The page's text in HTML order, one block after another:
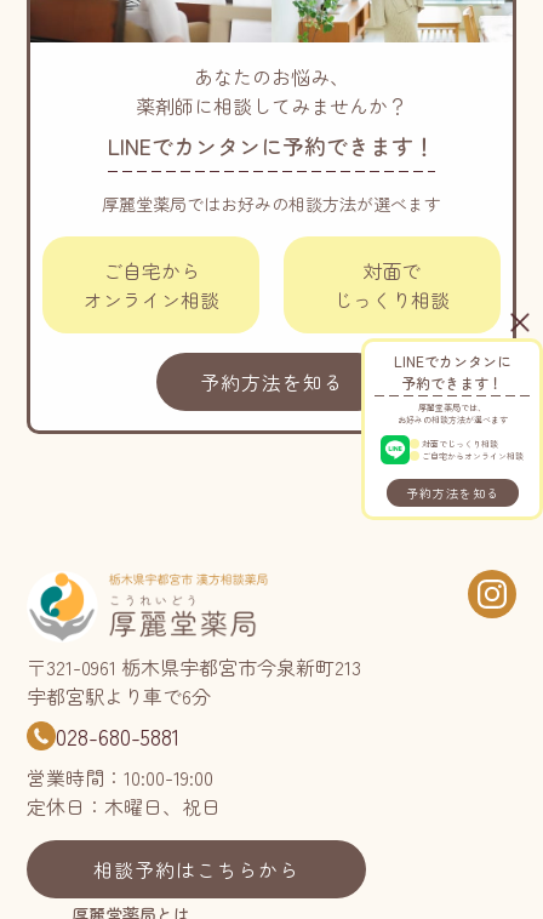
LINEでカンタンに
予約できます！
厚麗堂薬局では、
お好みの相談方法が選べます
対面でじっくり相談
ご自宅からオンライン相談
予約方法を知る
あなたのお悩み、
薬剤師に相談してみませんか？
LINEでカンタンに予約できます！
厚麗堂薬局ではお好みの相談方法が選べます
ご自宅から
オンライン相談
対面で
じっくり相談
予約方法を知る
〒321-0961 栃木県宇都宮市今泉新町213
宇都宮駅より車で6分
028-680-5881
営業時間：10:00-19:00
定休日：木曜日、祝日
相談予約はこちらから
厚麗堂薬局とは